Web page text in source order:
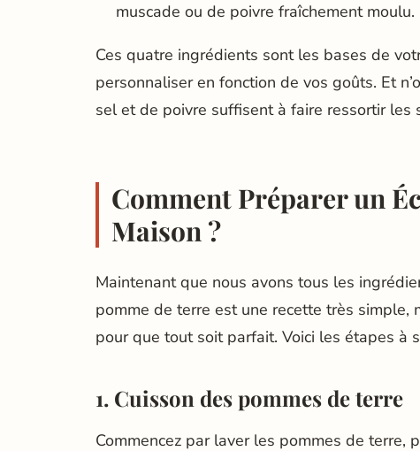
muscade ou de poivre fraîchement moulu.
Ces quatre ingrédients sont les bases de
personnaliser en fonction de vos goûts. Et
sel et de poivre suffisent à faire ressortir les
Comment Préparer un
Maison ?
Maintenant que nous avons tous les
pomme de terre est une recette très simple,
pour que tout soit parfait. Voici les étapes à
1. Cuisson des pommes de terre
Commencez par laver les pommes de terre,